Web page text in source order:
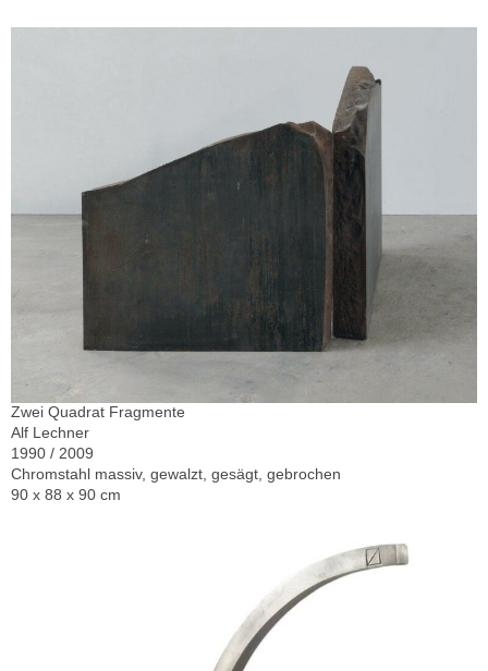
Zwei Quadrat Fragmente
Alf Lechner
1990 / 2009
Chromstahl massiv, gewalzt, gesägt, gebrochen
90 x 88 x 90 cm